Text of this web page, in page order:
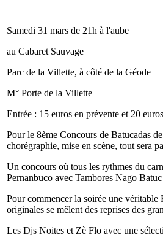
Samedi 31 mars de 21h à l'aube
au Cabaret Sauvage
Parc de la Villette, à côté de la Géode
M° Porte de la Villette
Entrée : 15 euros en prévente et 20
Pour le 8ème Concours de Batucadas
chorégraphie, mise en scène, tout sera
Un concours où tous les rythmes du
Pernanbuco avec Tambores Nago
Pour commencer la soirée une
originales se mêlent des reprises des
Les Djs Noites et Zè Flo avec une